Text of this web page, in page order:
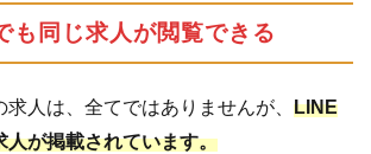
も同じ求人が閲覧できる
人は、全てではありませんが、 LINE
人が掲載されています。